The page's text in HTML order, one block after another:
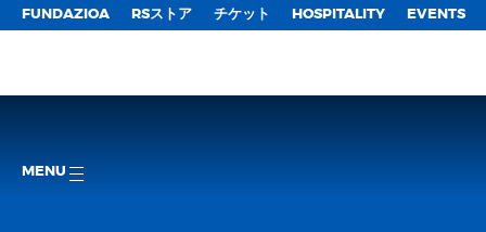
FUNDAZIOA RSストア チケット HOSPITALITY EVENTS
MENU